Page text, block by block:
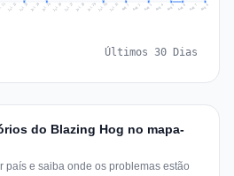
21 Jul 22 Jul 23 Jul 24 Jul 25 Jul 26 Jul 27 Jul 28 Jul 29 Jul 30 Jul 31 Aug 1 Aug 2 Aug 3 Aug 4 Aug 5 Aug 6 Aug 7 Aug 8
Últimos 30 Dias
do Blazing Hog no mapa-
país e saiba onde os problemas estão